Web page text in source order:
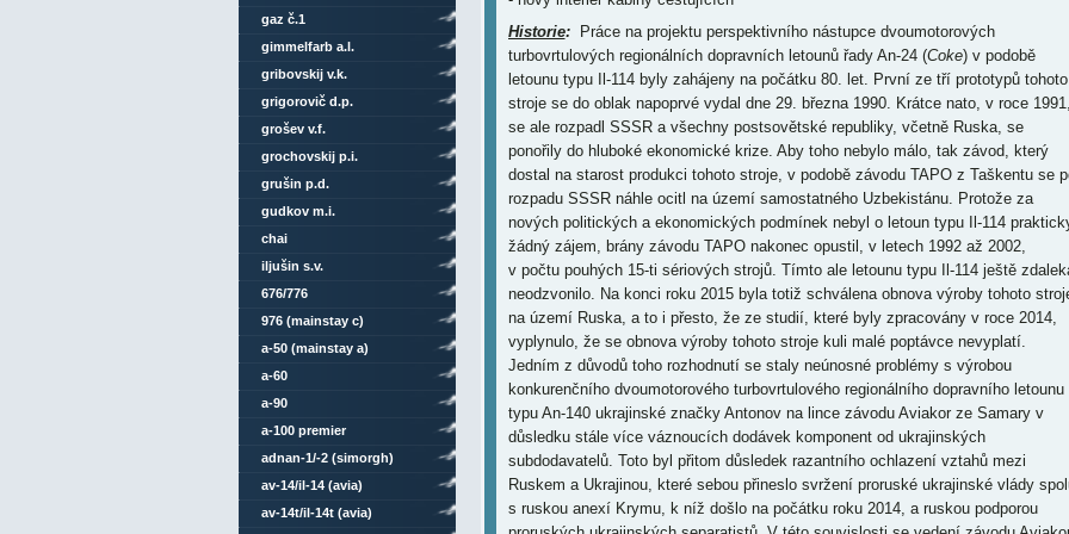
Historie:Práce na projektu perspektivního nástupce dvoumotorových
turbovrtulových regionálních dopravních letounů řady An-24 (Coke) v podobě
letounu typu Il-114 byly zahájeny na počátku 80. let. První ze tří prototypů tohoto
stroje se do oblak napoprvé vydal dne 29. března 1990. Krátce nato, v roce 1991,
se ale rozpadl SSSR a všechny postsovětské republiky, včetně Ruska, se
ponořily do hluboké ekonomické krize. Aby toho nebylo málo, tak závod, který
dostal na starost produkci tohoto stroje, v podobě závodu TAPO z Taškentu se
rozpadu SSSR náhle ocitl na území samostatného Uzbekistánu. Protože za
nových politických a ekonomických podmínek nebyl o letoun typu Il-114
žádný zájem, brány závodu TAPO nakonec opustil, v letech 1992 až 2002,
v počtu pouhých 15-ti sériových strojů. Tímto ale letounu typu Il-114 ještě
neodzvonilo. Na konci roku 2015 byla totiž schválena obnova výroby tohoto
na území Ruska, a to i přesto, že ze studií, které byly zpracovány v roce 2014,
vyplynulo, že se obnova výroby tohoto stroje kuli malé poptávce nevyplatí.
Jedním z důvodů toho rozhodnutí se staly neúnosné problémy s výrobou
konkurenčního dvoumotorového turbovrtulového regionálního dopravního letounu
typu An-140 ukrajinské značky Antonov na lince závodu Aviakor ze Samary v
důsledku stále více váznoucích dodávek komponent od ukrajinských
subdodavatelů. Toto byl přitom důsledek razantního ochlazení vztahů mezi
Ruskem a Ukrajinou, které sebou přineslo svržení proruské ukrajinské vlády
s ruskou anexí Krymu, k níž došlo na počátku roku 2014, a ruskou podporou
gaz č.1
gimmelfarb a.l.
gribovskij v.k.
grigorovič d.p.
grošev v.f.
grochovskij p.i.
grušin p.d.
gudkov m.i.
chai
iljušin s.v.
676/776
976 (mainstay c)
a-50 (mainstay a)
a-60
a-90
a-100 premier
adnan-1/-2 (simorgh)
av-14/il-14 (avia)
av-14t/il-14t (avia)